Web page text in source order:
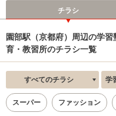
チラシ
園部駅（京都府）周辺の学
育・教習所のチラシ一覧
すべてのチラシ 学
スーパー ファッション